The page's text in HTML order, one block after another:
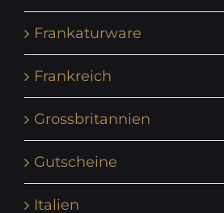
Frankaturware
Frankreich
Grossbritannien
Gutscheine
Italien